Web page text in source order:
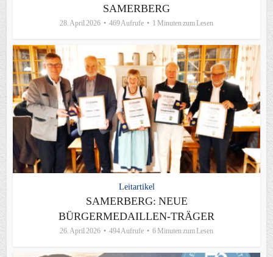
SAMERBERG
28. April 2026 469 Aufrufe 1 Minuten zum Lesen
Leitartikel
SAMERBERG: NEUE
BÜRGERMEDAILLEN-TRÄGER
26. April 2026 494 Aufrufe 6 Minuten zum Lesen